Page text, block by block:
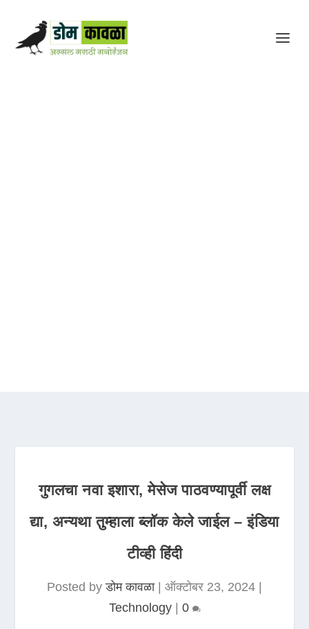
गुगलचा नवा इशारा, मेसेज पाठवण्यापूर्वी लक्ष
द्या, अन्यथा तुम्हाला ब्लॉक केले जाईल – इंडिया
टीव्ही हिंदी
Posted byडोम कावळा| ऑक्टोबर 23, 2024
Technology| 0